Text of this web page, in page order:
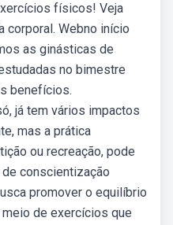
físicos! Veja
corporal. Webno início
as ginásticas de
no bimestre
benefícios.
já tem vários impactos
mas a prática
ou recreação, pode
conscientização
promover o equilíbrio
de exercícios que